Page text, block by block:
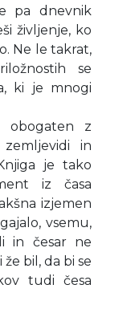
pa dnevnik
življenje, ko
Ne le takrat,
se
ki je mnogi
obogaten z
zemljevidi in
je tako
iz časa
izjemen
vsemu,
in česar ne
bil, da bi se
tudi česa